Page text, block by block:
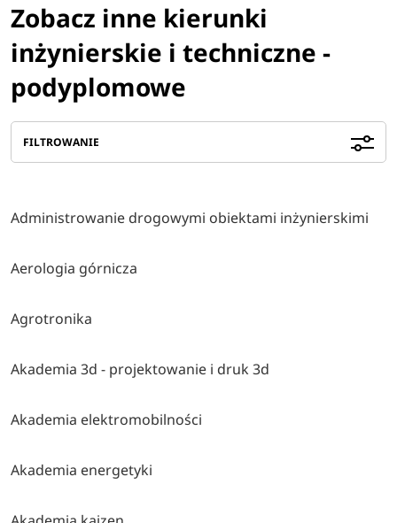
Zobacz inne kierunki
inżynierskie i techniczne -
podyplomowe
FILTROWANIE
Administrowanie drogowymi obiektami inżynierskimi
Aerologia górnicza
Agrotronika
Akademia 3d - projektowanie i druk 3d
Akademia elektromobilności
Akademia energetyki